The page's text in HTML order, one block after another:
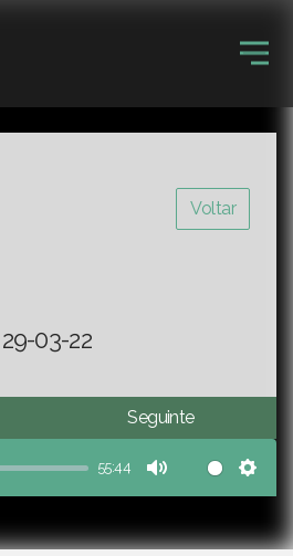
Voltar
03-22
Seguinte
55:44
Mute